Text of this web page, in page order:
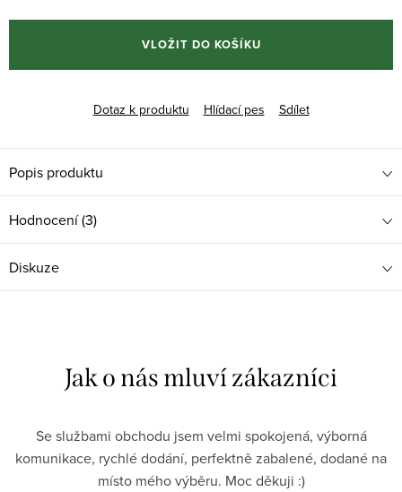
cena:
VLOŽIT DO KOŠÍKU
Dotaz k produktu Hlídací pes Sdílet
Popis produktu
Hodnocení (3)
Diskuze
Se službami obchodu jsem velmi spokojená, výborná
komunikace, rychlé dodání, perfektně zabalené, dodané na
místo mého výběru. Moc děkuji :)